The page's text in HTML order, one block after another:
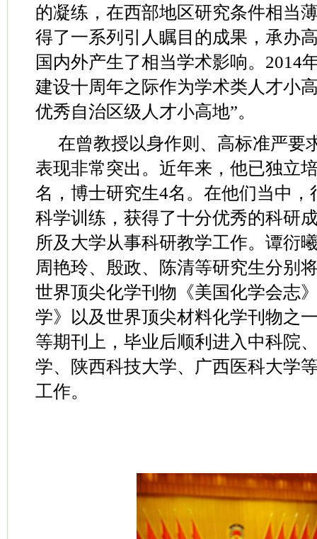
的凝练，在西部地区研究条件相当
得了一系列引人瞩目的成果，承办
国内外产生了相当学术影响。 2014
建设十周年之际作为学术类人才小
优秀自治区级人才小高地”。
在曾教授以身作则、高标准严要
表现非常突出。近年来，他已独立
名，博士研究生4名。在他们当中，
科学训练，获得了十分优秀的科研
所及大学从事科研教学工作。谭衍
周艳玲、殷政、陈清等研究生分别
世界顶尖化学刊物《美国化学会志
学》以及世界顶尖材料化学刊物之
等期刊上，毕业后顺利进入中科院
学、陕西科技大学、广西医科大学
工作。